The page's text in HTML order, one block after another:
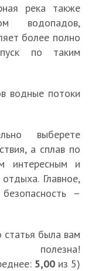
река также
водопадов,
более полно
по таким
водные потоки
выберете
а сплав по
интересным и
Главное,
–
статья была вам
полезна!
5,00 из 5)